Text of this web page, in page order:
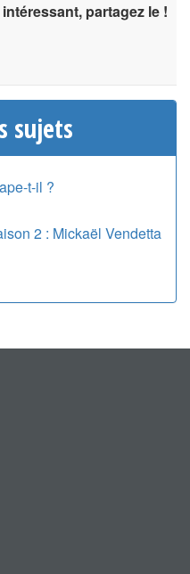
partagez le !
sujets
t-il ?
2 : Mickaël Vendetta